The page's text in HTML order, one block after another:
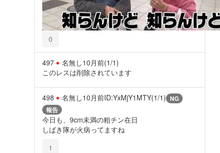
0
497 名無し10月前(1/1)
このレスは削除されています
498 名無し10月前ID:YxMjY1MTY(1/1) NG
報告
今日も、9cm未満の粗チン在日
しばき隊が火病ってますね
1